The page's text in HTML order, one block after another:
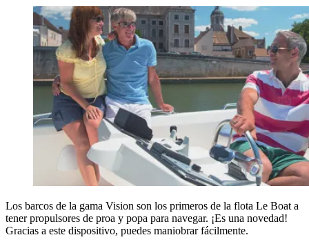
Los barcos de la gama Vision son los primeros de la flota Le Boat a
tener propulsores de proa y popa para navegar. ¡Es una novedad!
Gracias a este dispositivo, puedes maniobrar fácilmente.